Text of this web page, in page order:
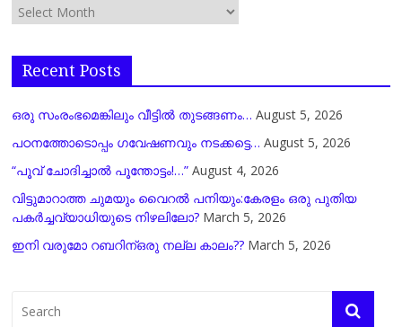
Recent Posts
ഒരു സംരംഭമെങ്കിലും വീട്ടിൽ തുടങ്ങണം… August 5, 2026
പഠനത്തോടൊപ്പം ഗവേഷണവും നടക്കട്ടെ… August 5, 2026
“പൂവ് ചോദിച്ചാൽ പൂന്തോട്ടം!…” August 4, 2026
വിട്ടുമാറാത്ത ചുമയും വൈറല്‍ പനിയും:കേരളം ഒരു പുതിയ
പകര്‍ച്ചവ്യാധിയുടെ നിഴലിലോ? March 5, 2026
ഇനി വരുമോ റബറിന്ഒരു നല്ല കാലം?? March 5, 2026